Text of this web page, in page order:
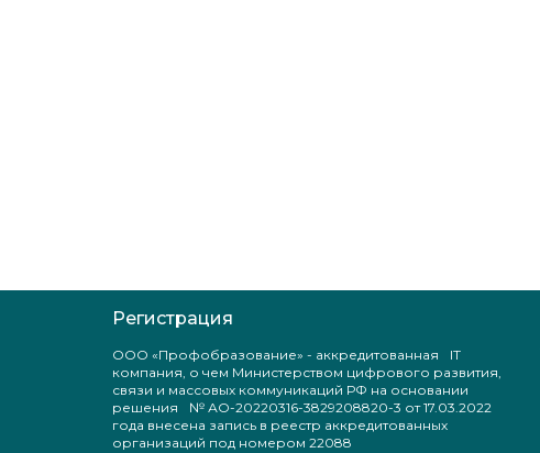
Регистрация
ООО «Профобразование» - аккредитованная IT
компания, о чем Министерством цифрового развития,
связи и массовых коммуникаций РФ на основании
решения № АО-20220316-3829208820-3 от 17.03.2022
года внесена запись в реестр аккредитованных
организаций под номером 22088